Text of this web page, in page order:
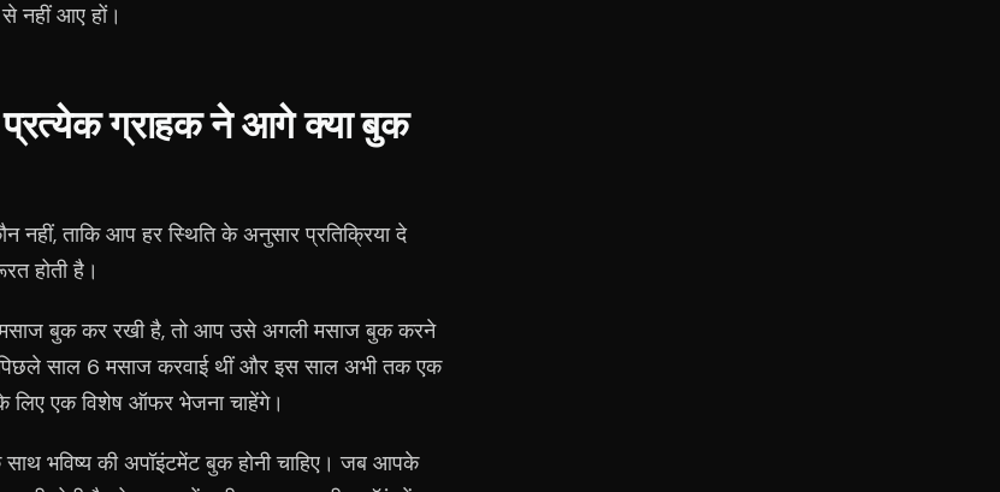
आए हों।
ग्राहक ने आगे क्या बुक
ताकि आप हर स्थिति के अनुसार प्रतिक्रिया दे
होती है।
बुक कर रखी है, तो आप उसे अगली मसाज बुक करने
साल 6 मसाज करवाई थीं और इस साल अभी तक एक
लिए एक विशेष ऑफर भेजना चाहेंगे।
भविष्य की अपॉइंटमेंट बुक होनी चाहिए। जब आपके